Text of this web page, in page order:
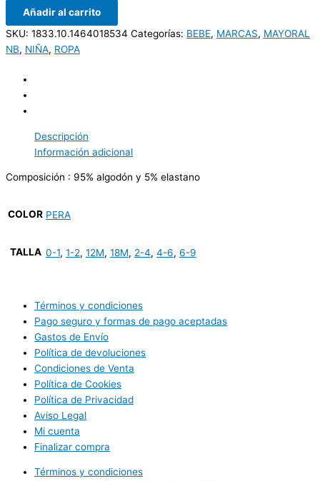
Añadir al carrito
SKU: 1833.10.1464018534 Categorías: BEBE, MARCAS, MAYORAL
NB, NIÑA, ROPA
Descripción
Información adicional
Composición : 95% algodón y 5% elastano
COLOR PERA
TALLA 0-1, 1-2, 12M, 18M, 2-4, 4-6, 6-9
Términos y condiciones
Pago seguro y formas de pago aceptadas
Gastos de Envío
Política de devoluciones
Condiciones de Venta
Política de Cookies
Política de Privacidad
Aviso Legal
Mi cuenta
Finalizar compra
Términos y condiciones